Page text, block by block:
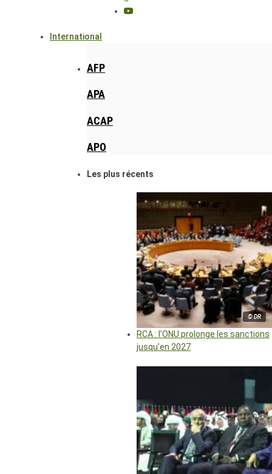
International
AFP
APA
ACAP
APO
Les plus récents
© DR
RCA : l’ONU prolonge les sanctions
jusqu’en 2027